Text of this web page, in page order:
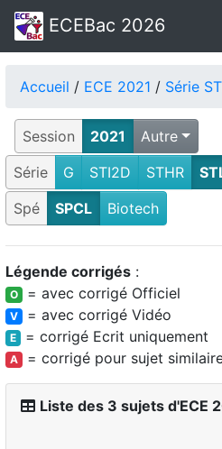
ECEBac 2026
Accueil / ECE 2021 / Série
Session 2021
Autre
Série
G STI2D STHR
Spé
SPCL Biotech
Légende corrigés :
O = avec corrigé Officiel
V = avec corrigé Vidéo
E = corrigé Ecrit uniquement
A = corrigé pour sujet
Liste des 3 sujets d'ECE